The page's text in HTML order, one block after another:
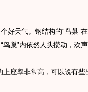
天气。钢结构的“鸟巢”在
巢”内依然人头攒动，欢声
座率非常高，可以说有些